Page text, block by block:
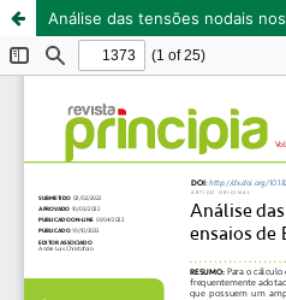
Análise das tensões nodais